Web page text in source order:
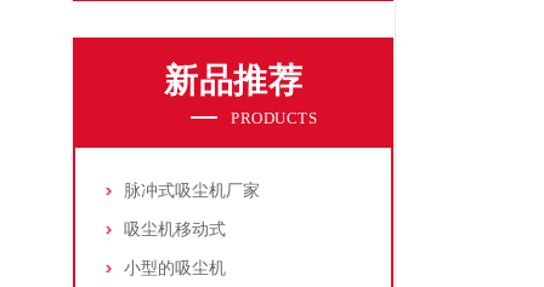
新品推荐
PRODUCTS
脉冲式吸尘机厂家
吸尘机移动式
小型的吸尘机